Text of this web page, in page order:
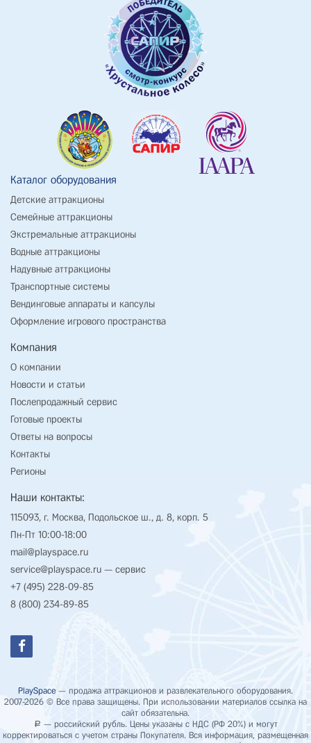
Каталог оборудования
Детские аттракционы
Семейные аттракционы
Экстремальные аттракционы
Водные аттракционы
Надувные аттракционы
Транспортные системы
Вендинговые аппараты и капсулы
Оформление игрового пространства
Компания
О компании
Новости и статьи
Послепродажный сервис
Готовые проекты
Ответы на вопросы
Контакты
Регионы
Наши контакты:
115093, г. Москва, Подольское ш., д. 8, корп. 5
Пн-Пт 10:00-18:00
mail@playspace.ru
service@playspace.ru — сервис
+7 (495) 228-09-85
8 (800) 234-89-85
PlaySpace — продажа аттракционов и развлекательного оборудования.
2007-2026 © Все права защищены. При использовании материалов ссылка на
сайт обязательна.
Р — российский рубль. Цены указаны с НДС (РФ 20%) и могут
корректироваться с учетом страны Покупателя. Вся информация, размещенная